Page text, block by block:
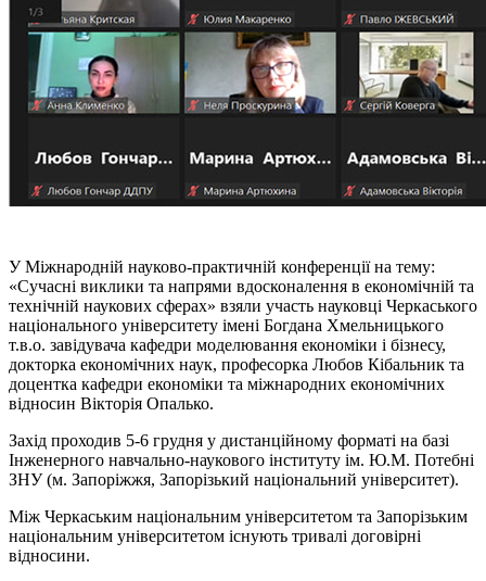
У Міжнародній науково-практичній конференції на тему:
«Сучасні виклики та напрями вдосконалення в економічній та
технічній наукових сферах» взяли участь науковці Черкаського
національного університету імені Богдана Хмельницького
т.в.о. завідувача кафедри моделювання економіки і бізнесу,
докторка економічних наук, професорка Любов Кібальник та
доцентка кафедри економіки та міжнародних економічних
відносин Вікторія Опалько.
Захід проходив 5-6 грудня у дистанційному форматі на базі
Інженерного навчально-наукового інституту ім. Ю.М. Потебні
ЗНУ (м. Запоріжжя, Запорізький національний університет).
Між Черкаським національним університетом та Запорізьким
національним університетом існують тривалі договірні
відносини.